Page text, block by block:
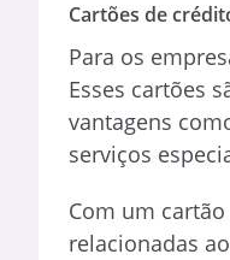
Cartões de
Para os
Esses cartões
vantagens
serviços
Com um
relacionadas